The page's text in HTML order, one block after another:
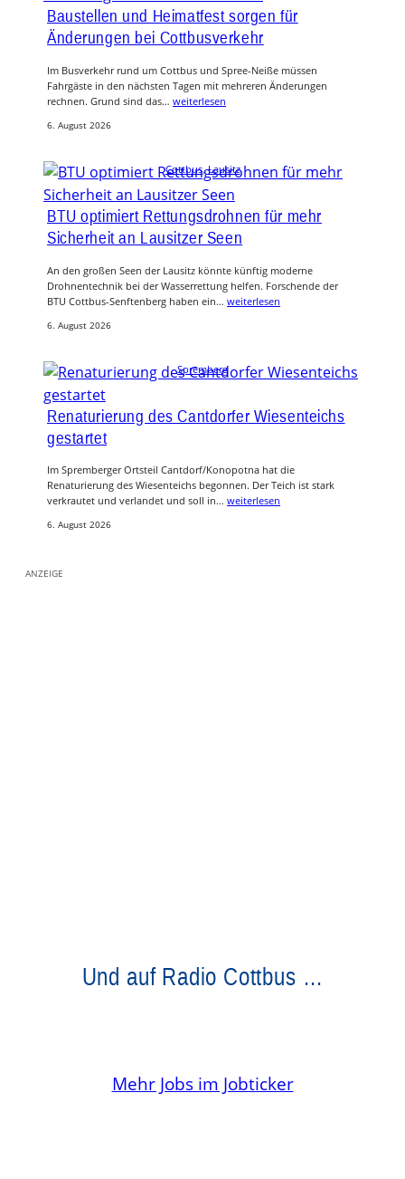
Baustellen und Heimatfest sorgen für
Änderungen bei Cottbusverkehr
Im Busverkehr rund um Cottbus und Spree-Neiße müssen
Fahrgäste in den nächsten Tagen mit mehreren Änderungen
rechnen. Grund sind das… weiterlesen
6. August 2026
Cottbus, Lausitz
BTU optimiert Rettungsdrohnen für mehr
Sicherheit an Lausitzer Seen
An den großen Seen der Lausitz könnte künftig moderne
Drohnentechnik bei der Wasserrettung helfen. Forschende der
BTU Cottbus-Senftenberg haben ein… weiterlesen
6. August 2026
Spremberg
Renaturierung des Cantdorfer Wiesenteichs
gestartet
Im Spremberger Ortsteil Cantdorf/Konopotna hat die
Renaturierung des Wiesenteichs begonnen. Der Teich ist stark
verkrautet und verlandet und soll in… weiterlesen
6. August 2026
Und auf Radio Cottbus …
Mehr Jobs im Jobticker